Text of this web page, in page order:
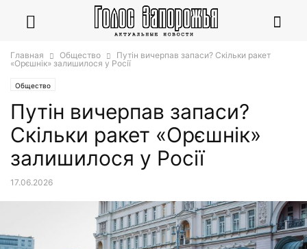
Главная Общество
Путін вичерпав запаси? Скільки ракет
«Орєшнік» залишилося у Росії
Общество
Путін вичерпав запаси?
Скільки ракет «Орєшнік»
залишилося у Росії
17.06.2026